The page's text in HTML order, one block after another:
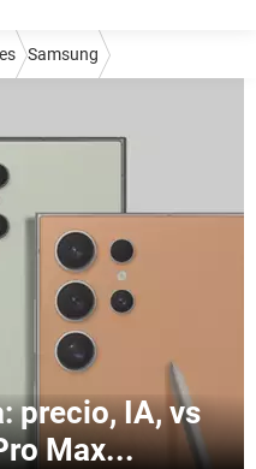
Samsung
precio, IA, vs
Max...